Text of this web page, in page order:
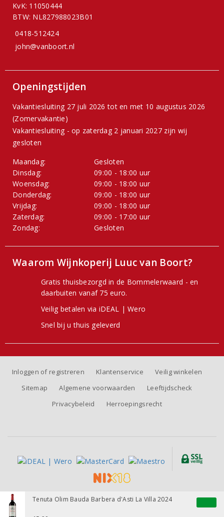
Tenuta Olim Bauda Barbera d'Asti La Villa 2024
KvK: 11050444
BTW: NL827988023B01
0418-512424
john@vanboort.nl
Openingstijden
Vakantiesluiting 27 juli 2026 tot en met 10 augustus 2026
(Zomervakantie)
Vakantiesluiting - op zaterdag 2 januari 2027 zijn wij
gesloten
Maandag:
Gesloten
Dinsdag:
09:00 - 18:00 uur
Woensdag:
09:00 - 18:00 uur
Donderdag:
09:00 - 18:00 uur
Vrijdag:
09:00 - 18:00 uur
Zaterdag:
09:00 - 17:00 uur
Zondag:
Gesloten
Waarom Wijnkoperij Luuc van Boort?
Gratis thuisbezorgd in de Bommelerwaard - en
daarbuiten vanaf 75 euro.
Veilig betalen via iDEAL | Wero
Snel bij u thuis geleverd
Inloggen of registreren Klantenservice
Veilig winkelen
Sitemap
Algemene voorwaarden
Leeftijdscheck
Privacybeleid
Herroepingsrecht
Alle prijzen zijn inclusief BTW, exclusief eventuele verzendkosten.